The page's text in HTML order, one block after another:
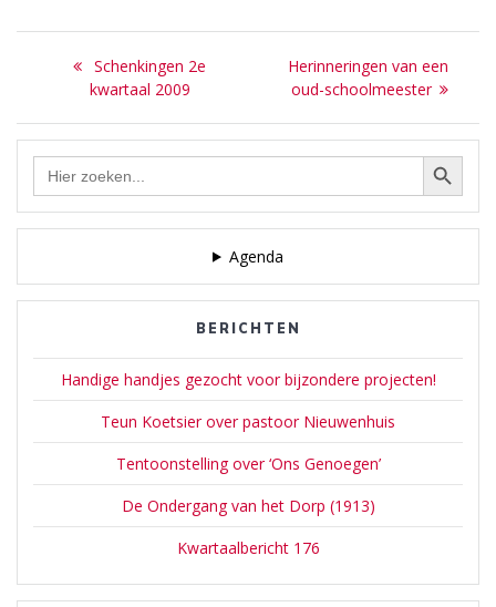
Bericht
navigatie
Previous
post:
Schenkingen 2e
kwartaal 2009
Next
post:
Herinneringen van een
oud-schoolmeester
Zoek Zoekknop
Agenda
BERICHTEN
Handige handjes gezocht voor bijzondere projecten!
Teun Koetsier over pastoor Nieuwenhuis
Tentoonstelling over ‘Ons Genoegen’
De Ondergang van het Dorp (1913)
Kwartaalbericht 176